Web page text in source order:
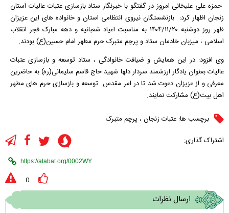
حمزه علی علیخانی امروز در گفتگو با خبرنگار ستاد بازسازی عتبات عالیات استان
زنجان اظهار کرد: بازنشستگان نیروی انتظامی استان و خانواده های این عزیزان
ظهر روز دوشنبه ۱۴۰۴/۱۱/۲۰ به مناسبت اعیاد شعبانیه و دهه مبارک فجر انقلاب
اسلامی ، میزبان خادمان ستاد و پرچم متبرک حرم مطهر امام حسین(ع) بودند.
وی افزود: در این همایش و ضیافت خانوادگی ، ستاد توسعه و بازسازی عتبات
عالیات بعنوان یادگار ارزشمند سردار دلها شهید حاج قاسم سلیمانی(ره) به حاضرین
معرفی و از عزیزان دعوت شد تا در امر مقدس توسعه و بازسازی حرم های مطهر
اهل بیت(ع) مشارکت نمایند.
برچسب ها: عتبات زنجان ، پرچم متبرک
اشتراک گذاری:
0
ارسال نظرات